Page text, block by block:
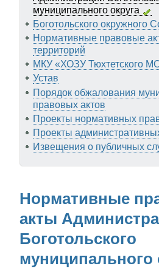
муниципального округа
Боготольского окружного
Нормативные правовые
территорий
МКУ «ХОЗУ Тюхтетского
Устав
Порядок обжалования
правовых актов
Проекты нормативных
Проекты
Извещения о публичных
Нормативные
акты
Боготольского
муниципального